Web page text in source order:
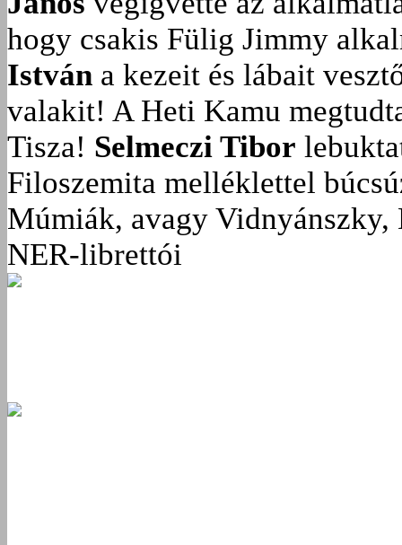
hogy csakis Fülig Jimmy
István a kezeit és lábait
valakit! A Heti Kamu
Tisza! Selmeczi Tibor
Filoszemita melléklettel
Múmiák, avagy Vidnyánszky,
NER-librettói